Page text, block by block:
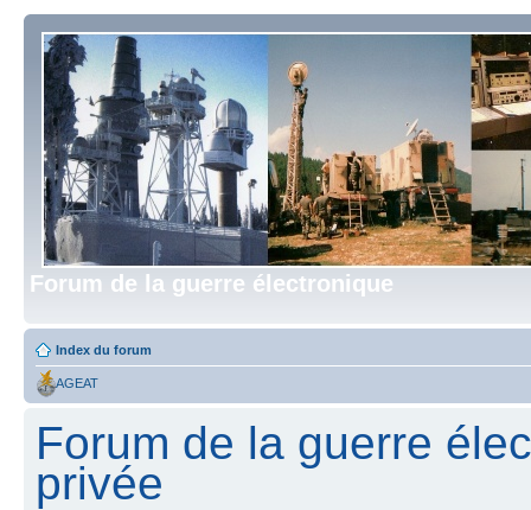
Forum de la guerre électronique
Index du forum
AGEAT
Forum de la guerre
privée